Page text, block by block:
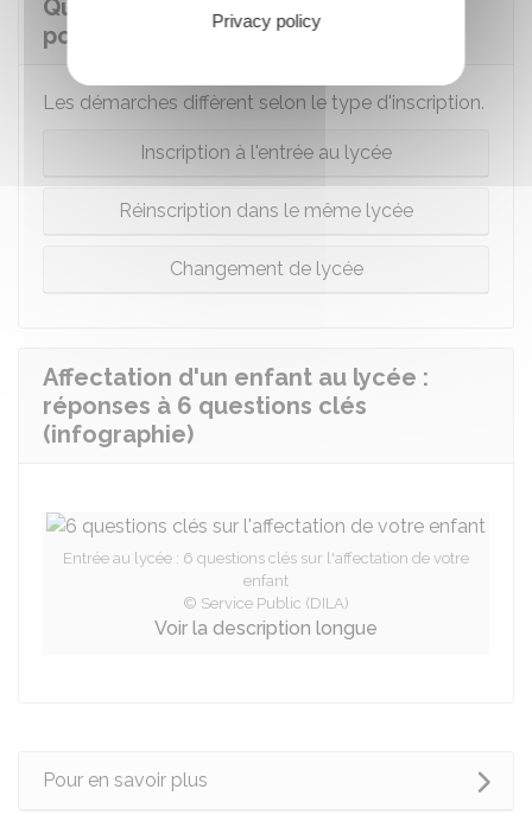
Quelles sont les démarches à faire
pour inscrire l'enfant au lycée ?
Les démarches diffèrent selon le type d'inscription.
Inscription à l'entrée au lycée
Réinscription dans le même lycée
Changement de lycée
Affectation d'un enfant au lycée :
réponses à 6 questions clés
(infographie)
Entrée au lycée : 6 questions clés sur l'affectation de votre
enfant
© Service Public (DILA)
Voir la description longue
Pour en savoir plus
Privacy policy